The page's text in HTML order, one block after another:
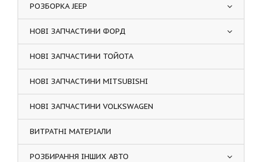
РОЗБОРКА JEEP
НОВІ ЗАПЧАСТИНИ ФОРД
НОВІ ЗАПЧАСТИНИ ТОЙОТА
НОВІ ЗАПЧАСТИНИ MITSUBISHI
НОВІ ЗАПЧАСТИНИ VOLKSWAGEN
ВИТРАТНІ МАТЕРІАЛИ
РОЗБИРАННЯ ІНШИХ АВТО